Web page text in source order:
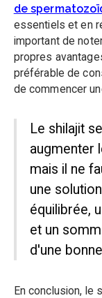
de
essentiels et en
important de
propres
préférable de
de commencer
Le shilajit
augmenter
mais il ne
une
équilibrée,
et un
d'une
En conclusion, le